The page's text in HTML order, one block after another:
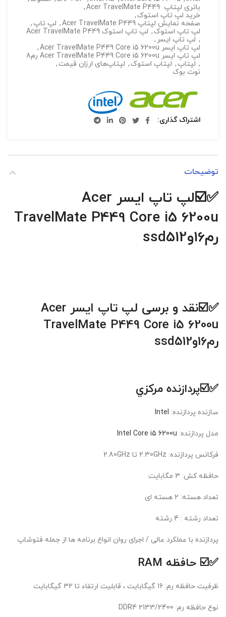
باتری لپتاپ Acer TravelMate P449
,
خرید لپ تاپ استوک ,
صفحه نمایش لپتاپ Acer TravelMate P449
, لپ تاپ ,
لپ تاپ استوک , لپ تاپ استوک Acer TravelMate P449
, لپ تاپ ایسر ,
لپ تاپ ایسر Acer TravelMate P449 Core i5 6200u
,
لپ تاپ ایسر Acer TravelMate P449 Core i5 6200u رم8
, لپتاپ , لپتاپ استوک , لپتاپ‌های ارزان قیمت ,
نوت بوک
اشتراک گذاری
توضیحات
✅☑️
لپ تاپ ایسر Acer
TravelMate P449 Core i5 6200u
رم16وssd512
✅☑️نقد و برسی لپ تاپ ایسر Acer
TravelMate P449 Core i5 6200u
رم16وssd512
✅☑️پردازنده مرکزي
سازنده پردازنده: Intel
مدل پردازنده: Intel Core i5 6200u
فرکانس پردازنده: 2.30GHz تا 2.80GHz
حافظه کش: 3 مگابايت
تعداد هسته: 2 هسته ای
تعداد رشته : 4 رشته
پردازنده با عملکرد عالی / اجرای روان انواع برنامه ها از جمله فتوشاپ
✅☑️ حافظه RAM
ظرفيت حافظه رم: 16 گیگابایت ، قابلیت ارتقاء تا 32 گیگابایت
نوع حافظه رم: DDR4 2133/2400